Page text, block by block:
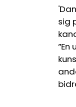
sig